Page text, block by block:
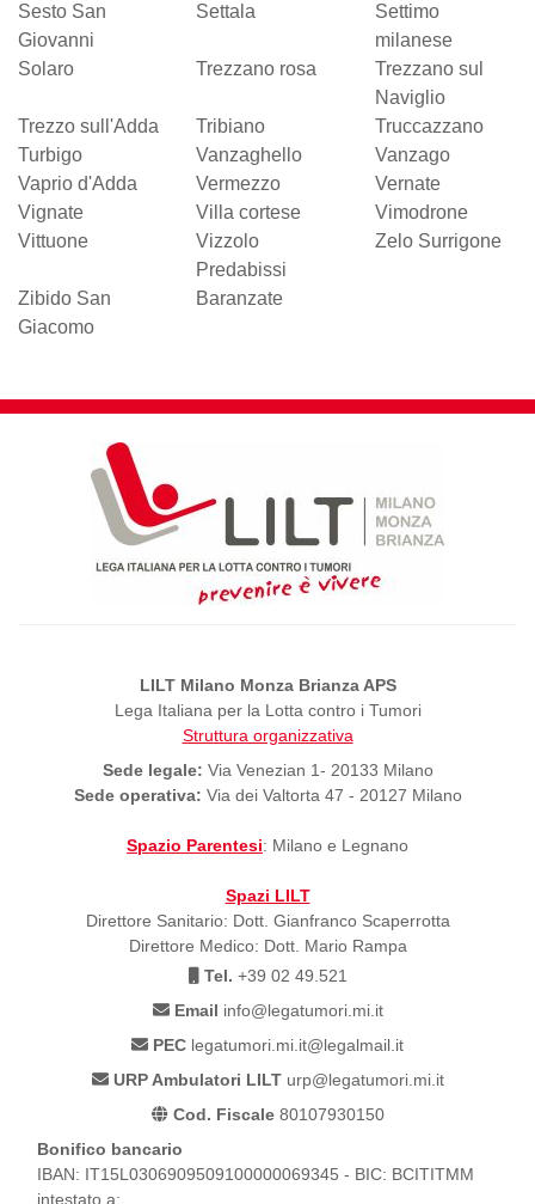
Sesto San
Giovanni
Settala
Settimo
milanese
Solaro
Trezzano rosa
Trezzano sul
Naviglio
Trezzo sull'Adda
Tribiano
Truccazzano
Turbigo
Vanzaghello
Vanzago
Vaprio d'Adda
Vermezzo
Vernate
Vignate
Villa cortese
Vimodrone
Vittuone
Vizzolo
Predabissi
Zelo Surrigone
Zibido San
Giacomo
Baranzate
LILT Milano Monza Brianza APS
Lega Italiana per la Lotta contro i Tumori
Struttura organizzativa
Sede legale: Via Venezian 1- 20133 Milano
Sede operativa: Via dei Valtorta 47 - 20127 Milano
Spazio Parentesi: Milano e Legnano
Spazi LILT
Direttore Sanitario: Dott. Gianfranco Scaperrotta
Direttore Medico: Dott. Mario Rampa
Tel. +39 02 49.521
Email info@legatumori.mi.it
PEC legatumori.mi.it@legalmail.it
URP Ambulatori LILTurp@legatumori.mi.it
Cod. Fiscale80107930150
Bonifico bancario
IBAN: IT15L0306909509100000069345 - BIC: BCITITMM
intestato a: